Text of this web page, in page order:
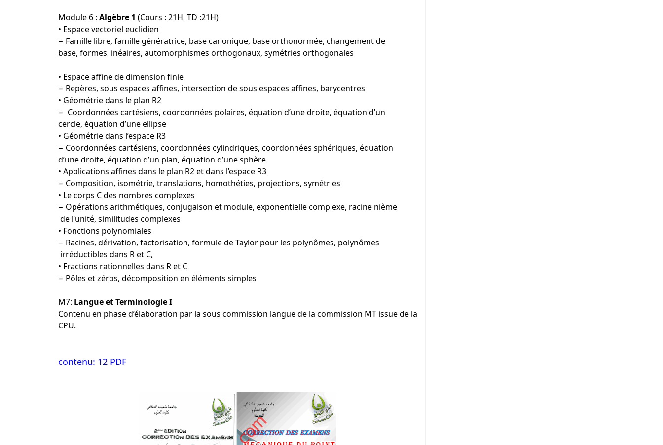
Module 6 : Algèbre 1 (Cours : 21H, TD :21H)
• Espace vectoriel euclidien
− Famille libre, famille génératrice, base canonique, base orthonormée, changement de
base, formes linéaires, automorphismes orthogonaux, symétries orthogonales
• Espace affine de dimension finie
− Repères, sous espaces affines, intersection de sous espaces affines, barycentres
• Géométrie dans le plan R2
− Coordonnées cartésiens, coordonnées polaires, équation d’une droite, équation d’un
cercle, équation d’une ellipse
• Géométrie dans l’espace R3
− Coordonnées cartésiens, coordonnées cylindriques, coordonnées sphériques, équation
d’une droite, équation d’un plan, équation d’une sphère
• Applications affines dans le plan R2 et dans l’espace R3
− Composition, isométrie, translations, homothéties, projections, symétries
• Le corps C des nombres complexes
− Opérations arithmétiques, conjugaison et module, exponentielle complexe, racine nième
de l’unité, similitudes complexes
• Fonctions polynomiales
− Racines, dérivation, factorisation, formule de Taylor pour les polynômes, polynômes
irréductibles dans R et C,
• Fractions rationnelles dans R et C
− Pôles et zéros, décomposition en éléments simples
M7: Langue et Terminologie I
Contenu en phase d’élaboration par la sous commission langue de la commission MT issue de la
CPU.
contenu: 12 PDF